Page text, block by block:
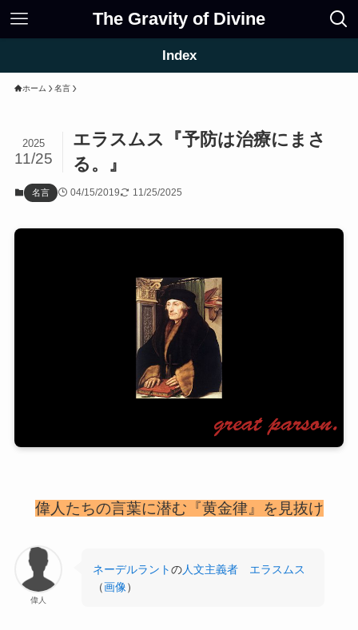
The Gravity of Divine
Index
ホーム 名言
エラスムス『予防は治療にまさ
る。』
2025
11/25
名言 04/15/2019 11/25/2025
偉人たちの言葉に潜む『黄金律』を見抜け
偉人
ネーデルラントの人文主義者
エラスムス
（画像）